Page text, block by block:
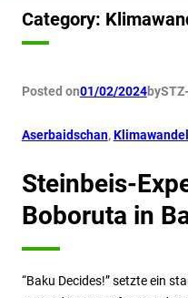
Category:
Posted on01/02/2024by
Aserbaidschan, Klimawandel
Steinbeis-
Boboruta in
“Baku Decides!” setzte ein